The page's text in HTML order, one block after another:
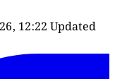
12:22 Updated